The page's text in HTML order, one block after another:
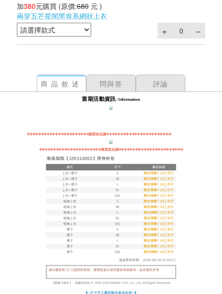
加380元購買 (原價:680 元 )
兩穿五芒星闇黑喪系網狀上衣
商品敘述 問與答 評論